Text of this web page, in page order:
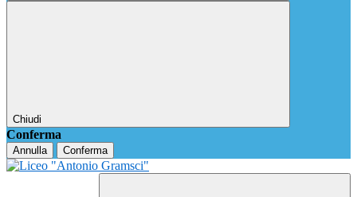
Chiudi
Conferma
Annulla Conferma